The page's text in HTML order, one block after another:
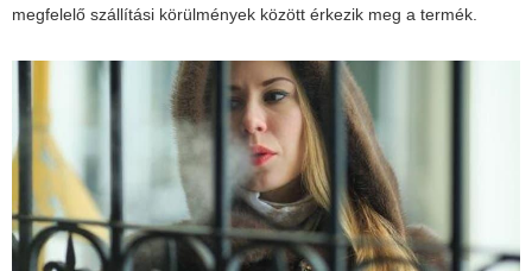
megfelelő szállítási körülmények között érkezik meg a termék.